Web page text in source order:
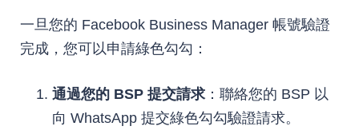
一旦您的 Facebook Business Manager 帳號驗證
完成，您可以申請綠色勾勾：
通過您的 BSP 提交請求 ：聯絡您的 BSP 以
向 WhatsApp 提交綠色勾勾驗證請求。